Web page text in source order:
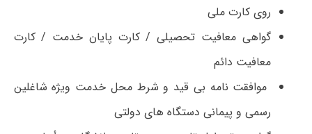
روی کارت ملی
گواهی معافیت تحصیلی / کارت پایان خدمت / کارت
معافیت دائم
موافقت نامه بی قید و شرط محل خدمت ویژه شاغلین
رسمی و پیمانی دستگاه های دولتی